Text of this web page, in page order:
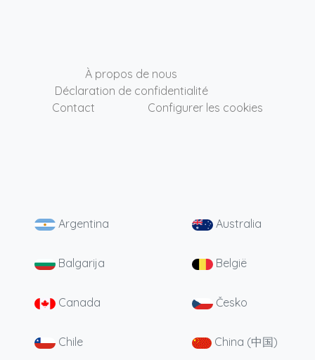
À propos de nous
Déclaration de confidentialité
Contact
Configurer les cookies
Argentina Australia
Balgarija België
Canada Česko
Chile China (中国)